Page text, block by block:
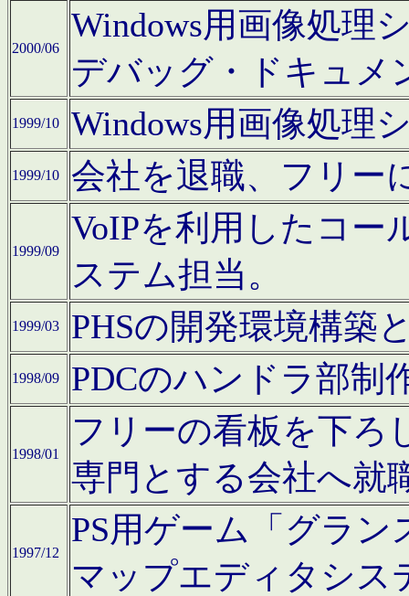
2000/06
Windows用画像処理
デバッグ・ドキュメ
1999/10 Windows用画像処理
1999/10 会社を退職、フリー
1999/09
VoIPを利用したコー
ステム担当。
1999/03 PHSの開発環境構築
1998/09 PDCのハンドラ部制
1998/01
フリーの看板を下ろ
専門とする会社へ就
1997/12
PS用ゲーム「グラン
マップエディタシス